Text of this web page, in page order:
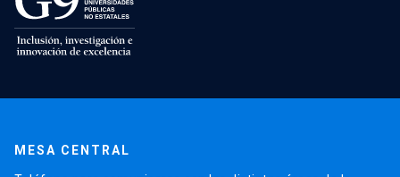
MESA CENTRAL